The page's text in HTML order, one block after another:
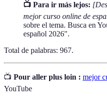
📺 Para ir más lejos:
mejor curso online de
sobre el tema. Busca en
español 2026".
Total de palabras: 967.
📺 Pour aller plus loin : mejor
YouTube